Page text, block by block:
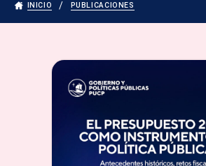
INICIO PUBLICACIONES